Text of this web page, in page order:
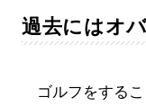
過去にはオ
ゴルフをするこ